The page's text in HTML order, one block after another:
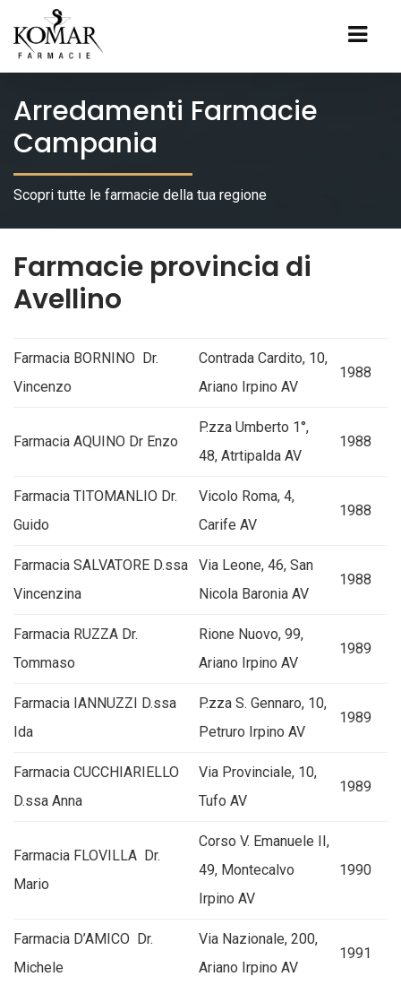
Arredamenti Farmacie
Campania
Scopri tutte le farmacie della tua regione
Farmacie provincia di
Avellino
Farmacia BORNINO Dr.
Vincenzo
Contrada Cardito, 10,
Ariano Irpino AV
1988
Farmacia AQUINO Dr Enzo
P.zza Umberto 1°,
48, Atrtipalda AV
1988
Farmacia TITOMANLIO Dr.
Guido
Vicolo Roma, 4,
Carife AV
1988
Farmacia SALVATORE D.ssa
Vincenzina
Via Leone, 46, San
Nicola Baronia AV
1988
Farmacia RUZZA Dr.
Tommaso
Rione Nuovo, 99,
Ariano Irpino AV
1989
Farmacia IANNUZZI D.ssa
Ida
P.zza S. Gennaro, 10,
Petruro Irpino AV
1989
Farmacia CUCCHIARIELLO
D.ssa Anna
Via Provinciale, 10,
Tufo AV
1989
Farmacia FLOVILLA Dr.
Mario
Corso V. Emanuele II,
49, Montecalvo
Irpino AV
1990
Farmacia D’AMICO Dr.
Michele
Via Nazionale, 200,
Ariano Irpino AV
1991